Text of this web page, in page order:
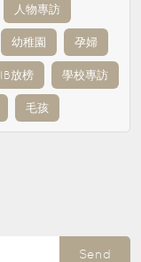
人物專訪
幼稚園 孕婦
IB放榜 學校專訪
毛孩
Send